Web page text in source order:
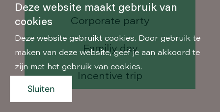
Deze website maakt gebruik van
cookies
Deze website gebruikt cookies. Door gebruik te
maken van deze website, geef je aan akkoord te
zijn met het gebruik van cookies.
Sluiten
Corporate party
Familiy day
Incentive trip